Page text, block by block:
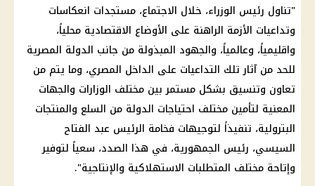
"تناول رئيس الوزراء، خلال الاجتماع، مستجدات انعكاسات
وتداعيات الأزمة الراهنة على الأوضاع الاقتصادية محلياً،
واقليمياً، وعالمياً، والجهود المبذولة من جانب الدولة المصرية
للحد من آثار تلك التداعيات على الداخل المصري، وما يتم من
تعاون وتنسيق بشكل مستمر بين مختلف الوزارات والجهات
المعنية لتأمين مختلف احتياجات الدولة من السلع والمنتجات
البترولية، تنفيذاً لتوجيهات فخامة الرئيس عبد الفتاح
السيسي، رئيس الجمهورية، في هذا الصدد، سعياً لتوفير
وإتاحة مختلف المتطلبات الاستهلاكية والإنتاجية".